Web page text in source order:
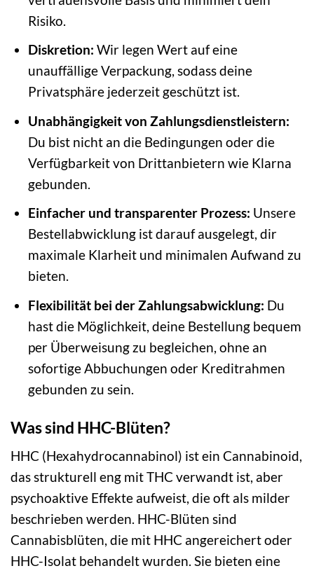
Risiko.
Diskretion: Wir legen Wert auf eine
unauffällige Verpackung, sodass deine
Privatsphäre jederzeit geschützt ist.
Unabhängigkeit von Zahlungsdienstleistern:
Du bist nicht an die Bedingungen oder die
Verfügbarkeit von Drittanbietern wie Klarna
gebunden.
Einfacher und transparenter Prozess: Unsere
Bestellabwicklung ist darauf ausgelegt, dir
maximale Klarheit und minimalen Aufwand zu
bieten.
Flexibilität bei der Zahlungsabwicklung: Du
hast die Möglichkeit, deine Bestellung bequem
per Überweisung zu begleichen, ohne an
sofortige Abbuchungen oder Kreditrahmen
gebunden zu sein.
Was sind HHC-Blüten?
HHC (Hexahydrocannabinol) ist ein Cannabinoid,
das strukturell eng mit THC verwandt ist, aber
psychoaktive Effekte aufweist, die oft als milder
beschrieben werden. HHC-Blüten sind
Cannabisblüten, die mit HHC angereichert oder
HHC-Isolat behandelt wurden. Sie bieten eine